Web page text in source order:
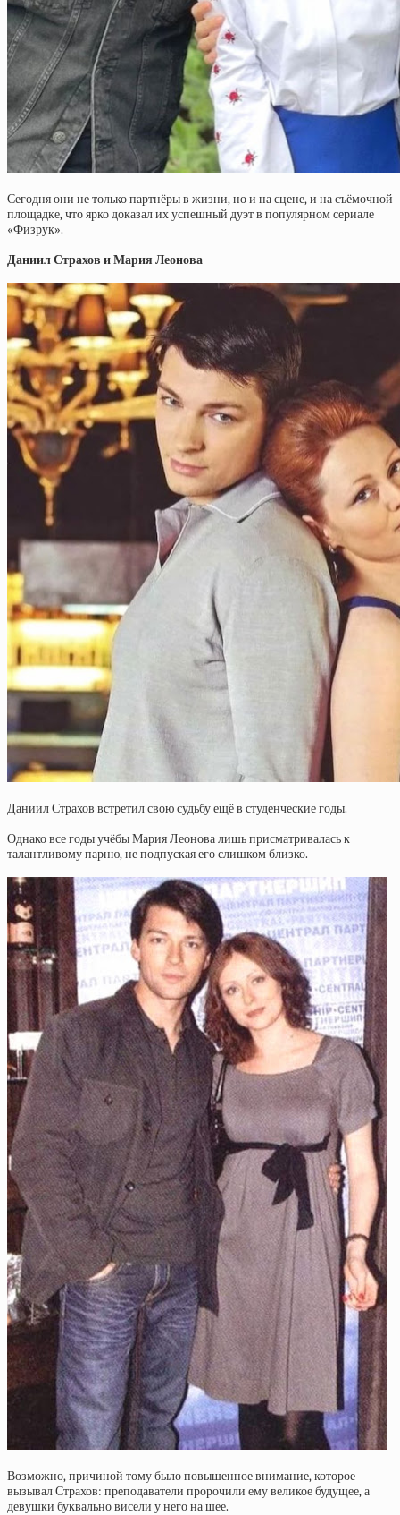
Сегодня они не только партнёры в жизни, но и на сцене, и на съёмочной
площадке, что ярко доказал их успешный дуэт в популярном сериале
«Физрук».
Даниил Страхов и Мария Леонова
Даниил Страхов встретил свою судьбу ещё в студенческие годы.
Однако все годы учёбы Мария Леонова лишь присматривалась к
талантливому парню, не подпуская его слишком близко.
Возможно, причиной тому было повышенное внимание, которое
вызывал Страхов: преподаватели пророчили ему великое будущее, а
девушки буквально висели у него на шее.